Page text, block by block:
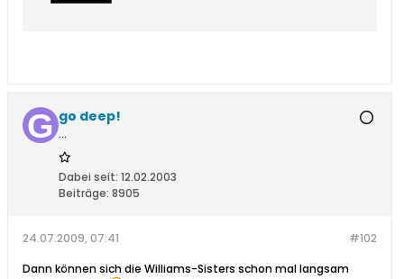
go deep!
...
Dabei seit: 12.02.2003
Beiträge: 8905
#102
24.07.2009, 07:41
Dann können sich die Williams-Sisters schon mal langsam